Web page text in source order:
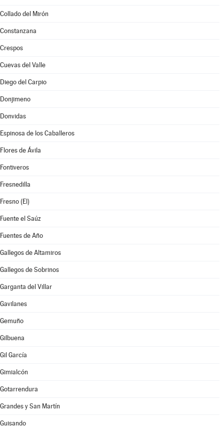
Collado del Mirón
Constanzana
Crespos
Cuevas del Valle
Diego del Carpio
Donjimeno
Donvidas
Espinosa de los Caballeros
Flores de Ávila
Fontiveros
Fresnedilla
Fresno (El)
Fuente el Saúz
Fuentes de Año
Gallegos de Altamiros
Gallegos de Sobrinos
Garganta del Villar
Gavilanes
Gemuño
Gilbuena
Gil García
Gimialcón
Gotarrendura
Grandes y San Martín
Guisando